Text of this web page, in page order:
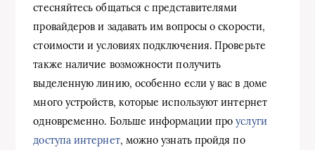
стесняйтесь общаться с представителями
провайдеров и задавать им вопросы о скорости,
стоимости и условиях подключения. Проверьте
также наличие возможности получить
выделенную линию, особенно если у вас в доме
много устройств, которые используют интернет
одновременно. Больше информации проуслуги
доступа интернет, можно узнать пройдя по